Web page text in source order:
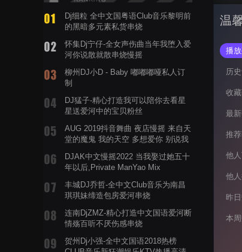
Dj细粒 全中文国粤语Club音乐黎明前
的黑暗多元素私货串烧
怀集Dj宁仔-全女声伤曲当年我堕入爱
河你说散就散串烧慢摇
柳州DJ小D - Baby 嘟嘟嘟哑私人订
制
DJ猛子-精心打造我可以陪你去看星
星送爱河中的宝贝粉丝
AUG 2019抖音舞曲 夜店慢摇 来自天
堂的魔鬼 我的天空 多想爱你 别说我
DJAK中文慢摇2022 当我娶过她五十
年以后,Private ManYao Mix
丰城DJ乔哲-全中文Club音乐为南昌
琪琪妹缔造包房爱河串烧
连南DjZMZ-精心打造中文国语爱河断
情殇百听不厌伤感串烧
贺州Dj小强-全中文国语2018热榜
温
播
历
收
最
推
他
他
昨
本